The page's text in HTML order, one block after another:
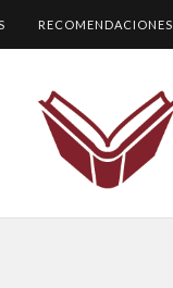
RECOMENDACIONES